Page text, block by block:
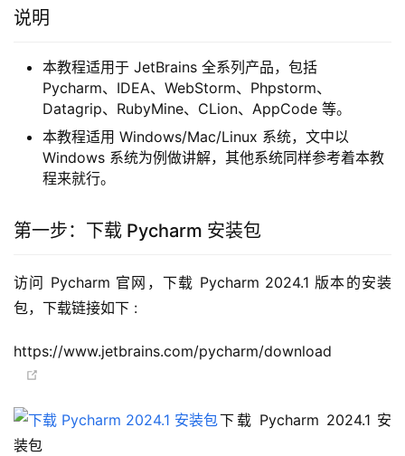
说明
本教程适用于 JetBrains 全系列产品，包括
Pycharm、IDEA、WebStorm、Phpstorm、
Datagrip、RubyMine、CLion、AppCode 等。
本教程适用 Windows/Mac/Linux 系统，文中以
Windows 系统为例做讲解，其他系统同样参考着本教
程来就行。
第一步：下载 Pycharm 安装包
访问 Pycharm 官网，下载 Pycharm 2024.1 版本的安装
包，下载链接如下 :
https://www.jetbrains.com/pycharm/download
下载 Pycharm 2024.1 安
装包